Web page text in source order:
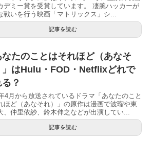
デミー賞を受賞しています。 凄腕ハッカーが
戦いを行う映画「マトリックス」シ...
記事を読む
なたのことはそれほど（あなそ
」はHulu・FOD・Netflixどれで
？
4月から放送されているドラマ「あなたのこと
ほど（あなそれ）」の原作は漫画で波瑠や東
、仲里依紗、鈴木伸之などが出演してい...
記事を読む